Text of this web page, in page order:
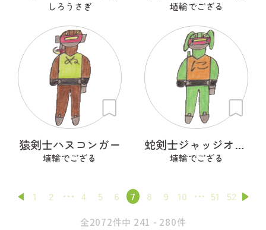
しろうさぎ 埴輪でござる
猿剣士ハヌコンガー
埴輪でござる
蛇剣士ジャッジオルトロス
埴輪でござる
1 2 4 5 6 7 8 9 10 51 52
全2072件中 241 - 280件